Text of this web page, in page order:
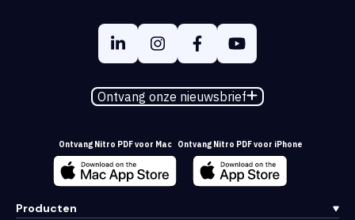
Ontvang onze nieuwsbrief
Ontvang Nitro PDF voor Mac Ontvang Nitro PDF voor iPhone
Producten